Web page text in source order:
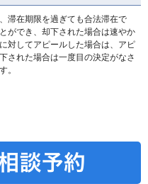
滞在期限を過ぎても合法滞在で
ができ、却下された場合は速やか
対してアピールした場合は、アピ
された場合は一度目の決定がなさ
。